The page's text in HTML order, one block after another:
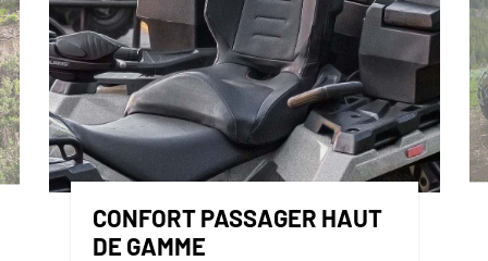
CONFORT PASSAGER HAUT
DE GAMME